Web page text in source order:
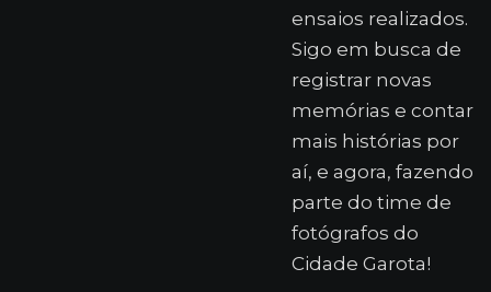
ensaios realizados.
Sigo em busca de
registrar novas
memórias e contar
mais histórias por
aí, e agora, fazendo
parte do time de
fotógrafos do
Cidade Garota!